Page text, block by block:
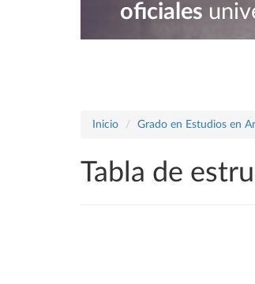
oficiales
Inicio Grado en Estudios en
Tabla de